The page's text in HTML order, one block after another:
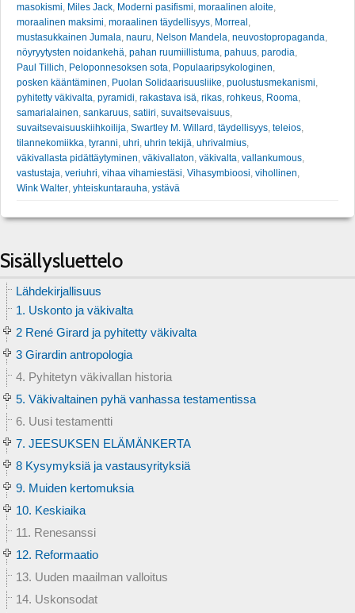
masokismi Miles Jack Moderni pasifismi moraalinen aloite
moraalinen maksimi moraalinen täydellisyys Morreal
mustasukkainen Jumala nauru Nelson Mandela neuvostopropaganda
nöyryytysten noidankehä pahan ruumiillistuma pahuus parodia
Paul Tillich Peloponnesoksen sota Populaaripsykologinen
posken kääntäminen Puolan Solidaarisuusliike puolustusmekanismi
pyhitetty väkivalta pyramidi rakastava isä rikas rohkeus Rooma
samarialainen sankaruus satiiri suvaitsevaisuus
suvaitsevaisuuskiihkoilija Swartley M. Willard täydellisyys teleios
tilannekomiikka tyranni uhri uhrin tekijä uhrivalmius
väkivallasta pidättäytyminen väkivallaton väkivalta vallankumous
vastustaja veriuhri vihaa vihamiestäsi Vihasymbioosi vihollinen
Wink Walter yhteiskuntarauha ystävä
Sisällysluettelo
Lähdekirjallisuus
1. Uskonto ja väkivalta
2 René Girard ja pyhitetty väkivalta
3 Girardin antropologia
4. Pyhitetyn väkivallan historia
5. Väkivaltainen pyhä vanhassa testamentissa
6. Uusi testamentti
7. JEESUKSEN ELÄMÄNKERTA
8 Kysymyksiä ja vastausyrityksiä
9. Muiden kertomuksia
10. Keskiaika
11. Renesanssi
12. Reformaatio
13. Uuden maailman valloitus
14. Uskonsodat